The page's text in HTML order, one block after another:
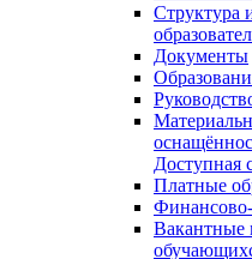
Структура
Документы
Доступная
Платные
Финансово-
Вакантные